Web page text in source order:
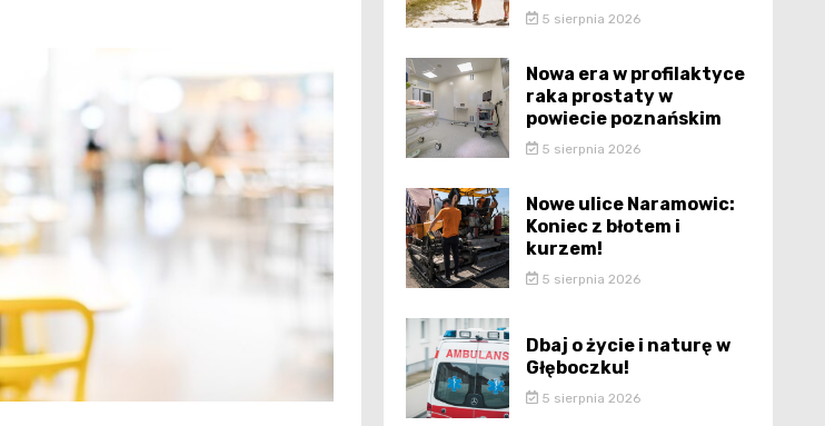
5 sierpnia 2026
Nowa era w profilaktyce
raka prostaty w
powiecie poznańskim
5 sierpnia 2026
Nowe ulice Naramowic:
Koniec z błotem i
kurzem!
5 sierpnia 2026
Dbaj o życie i naturę w
Głęboczku!
5 sierpnia 2026